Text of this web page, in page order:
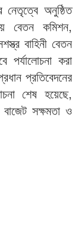
নেতৃত্বে অনুষ্ঠিত
বেতন কমিশন,
বাহিনী বেতন
পর্যালোচনা করা
প্রতিবেদনের
শেষ হয়েছে,
বাজেট সক্ষমতা ও